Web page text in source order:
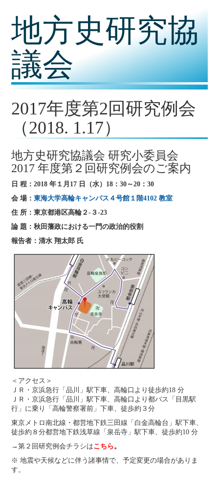
地方史研究協
議会
2017年度第2回研究例会
（2018. 1.17）
地方史研究協議会 研究小委員会
2017 年度第２回研究例会のご案内
日 程：2018 年１月17 日（水）18：30～20：30
会 場： 東海大学高輪キャンパス４号館１階4102 教室
住 所：東京都港区高輪２-３-23
論 題：秋田藩政における一門の政治的役割
報告者：清水 翔太郎 氏
＜アクセス＞
ＪＲ・京浜急行「品川」駅下車、高輪口より徒歩約18 分
ＪＲ・京浜急行「品川」駅下車、高輪口より都バス「目黒駅
行」に乗り「高輪警察署前」下車、徒歩約３分
東京メトロ南北線・都営地下鉄三田線「白金高輪台」駅下車、
徒歩約８分都営地下鉄浅草線「泉岳寺」駅下車、徒歩約10 分
→ 第２回研究例会チラシはこちら。
※ 地震や天候などに伴う諸事情で、予定変更の場合がありま
す。